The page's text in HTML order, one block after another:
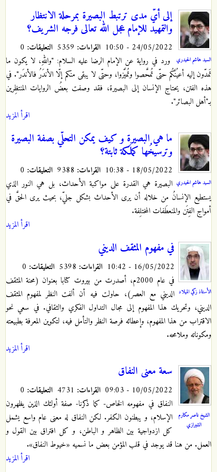
السيد هاشم الحيدري
إلى أيّ مدى ترتبط البصيرة بمرحلة الانتظار
والتمهيد للإمام عجل الله تعالى فرجه الشريف؟
24/05/2022 - 10:50 القراءات: التعليقات:
ورد في رواية عن الإمام الرضا عليه السلام: "واللهِ، لا يكون ما
تَمدّون إليه أعيُنَكُم حتّى تُمحَّصوا وتُميَّزوا، وحتّى لا يبقى منكم إلّا الأندَرُ فالأندَر". في
هذه الفتن، يحتاج الإنسان إلى البصيرة، فقد وصفت بعضُ الروايات المنتظِرين
بـ"أهل البصائر".
اقرأ المزيد
السيد هاشم الحيدري
ما هي البصيرة و كيف يمكن التحلّي بصفة البصيرة
وترسيخُها كملَكة ثابتة؟
18/05/2022 - 10:38 القراءات: التعليقات:
البصيرة هي القدرة على مواكبة الأحداث، بل هي النور الذي
يستطيع الإنسانُ من خلاله أن يرى الأحداث بشكل جليّ، بحيث يرى الحقَّ في
أمواج الفِتَن والمنعطَفات المختلِفة.
اقرأ المزيد
الأستاذ زكي الميلاد
في مفهوم المثقف الديني
16/05/2022 - 10:42 القراءات: التعليقات:
في عام 2000م، أصدرت من بيروت كتابا بعنوان (محنة المثقف
الديني مع العصر)، حاولت فيه أن ألفت النظر لمفهوم المثقف
الديني، وتحريك هذا المفهوم إلى مجال التداول الفكري والثقافي. في سعي نحو
الاقتراب من هذا المفهوم، وإعطائه فرصة النظر والتأمل فيه، لتكوين المعرفة بطبيعته
ومكوناته وملامحه.
اقرأ المزيد
الشيخ ناصر مكارم
الشيرازي
سعة معنى النفاق
10/05/2022 - 09:03 القراءات: التعليقات:
النفاق في مفهومه الخاص- كما ذكرنا- صفة أولئك الذين يظهرون
الإسلام، و يبطنون الكفر. لكن النفاق له معنى عام واسع يشمل
كل ازدواجية بين الظاهر و الباطن، و كل افتراق بين القول و
العمل. من هنا قد يوجد في قلب المؤمن بعض ما نسميه «خيوط النفاق».
اقرأ المزيد